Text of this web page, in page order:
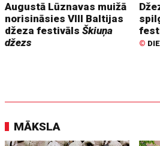
Augustā Lūznavas muižā
norisināsies VIII Baltijas
džeza festivālsŠkiuņa
džezs
©
MĀKSLA